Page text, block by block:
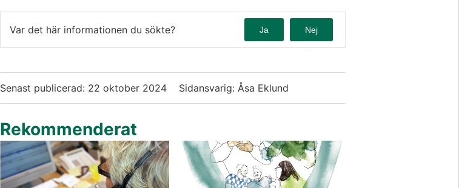
Var det här informationen du sökte? Ja Nej
Senast publicerad: 22 oktober 2024 Sidansvarig: Åsa Eklund
Rekommenderat